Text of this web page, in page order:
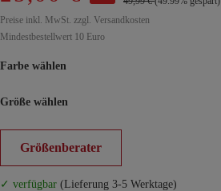
Preise inkl. MwSt. zzgl. Versandkosten
Mindestbestellwert 10 Euro
Farbe wählen
Größe wählen
Größenberater
✓ verfügbar (Lieferung 3-5 Werktage)